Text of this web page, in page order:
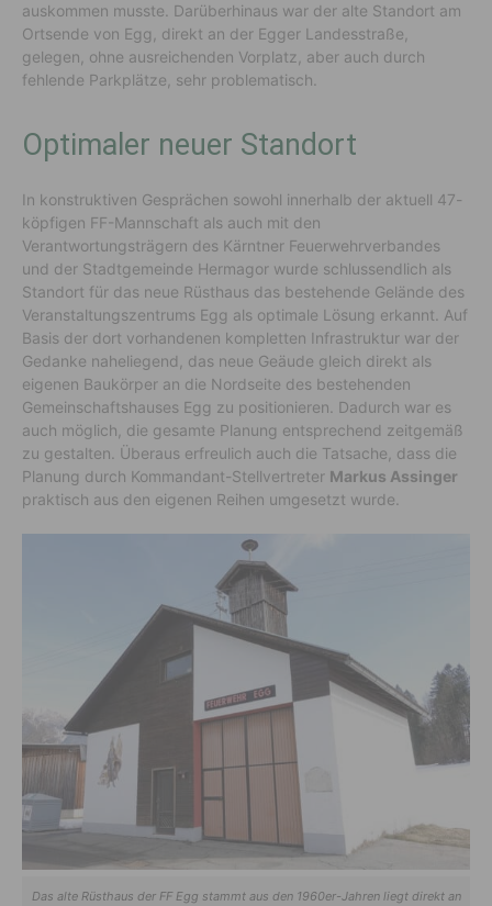
auskommen musste. Darüberhinaus war der alte Standort am
Ortsende von Egg, direkt an der Egger Landesstraße,
gelegen, ohne ausreichenden Vorplatz, aber auch durch
fehlende Parkplätze, sehr problematisch.
Optimaler neuer Standort
In konstruktiven Gesprächen sowohl innerhalb der aktuell 47-
köpfigen FF-Mannschaft als auch mit den
Verantwortungsträgern des Kärntner Feuerwehrverbandes
und der Stadtgemeinde Hermagor wurde schlussendlich als
Standort für das neue Rüsthaus das bestehende Gelände des
Veranstaltungszentrums Egg als optimale Lösung erkannt. Auf
Basis der dort vorhandenen kompletten Infrastruktur war der
Gedanke naheliegend, das neue Geäude gleich direkt als
eigenen Baukörper an die Nordseite des bestehenden
Gemeinschaftshauses Egg zu positionieren. Dadurch war es
auch möglich, die gesamte Planung entsprechend zeitgemäß
zu gestalten. Überaus erfreulich auch die Tatsache, dass die
Planung durch Kommandant-Stellvertreter Markus Assinger
praktisch aus den eigenen Reihen umgesetzt wurde.
Das alte Rüsthaus der FF Egg stammt aus den 1960er-Jahren liegt direkt an